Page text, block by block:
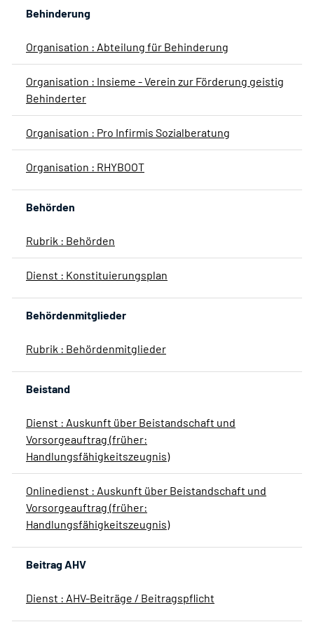
Behinderung
Organisation : Abteilung für Behinderung
Organisation : Insieme - Verein zur Förderung geistig
Behinderter
Organisation : Pro Infirmis Sozialberatung
Organisation : RHYBOOT
Behörden
Rubrik : Behörden
Dienst : Konstituierungsplan
Behördenmitglieder
Rubrik : Behördenmitglieder
Beistand
Dienst : Auskunft über Beistandschaft und
Vorsorgeauftrag (früher:
Handlungsfähigkeitszeugnis)
Onlinedienst : Auskunft über Beistandschaft und
Vorsorgeauftrag (früher:
Handlungsfähigkeitszeugnis)
Beitrag AHV
Dienst : AHV-Beiträge / Beitragspflicht